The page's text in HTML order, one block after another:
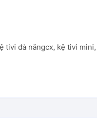
tivi đà năngcx, kệ tivi mini,